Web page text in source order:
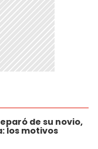
de su novio,
los motivos